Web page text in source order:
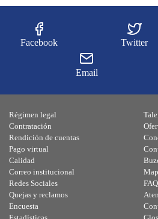
Facebook Twitter
Email
Régimen legal
Contratación
Rendición de cuentas
Pago virtual
Calidad
Correo institucional
Redes Sociales
Quejas y reclamos
Encuesta
FAQ